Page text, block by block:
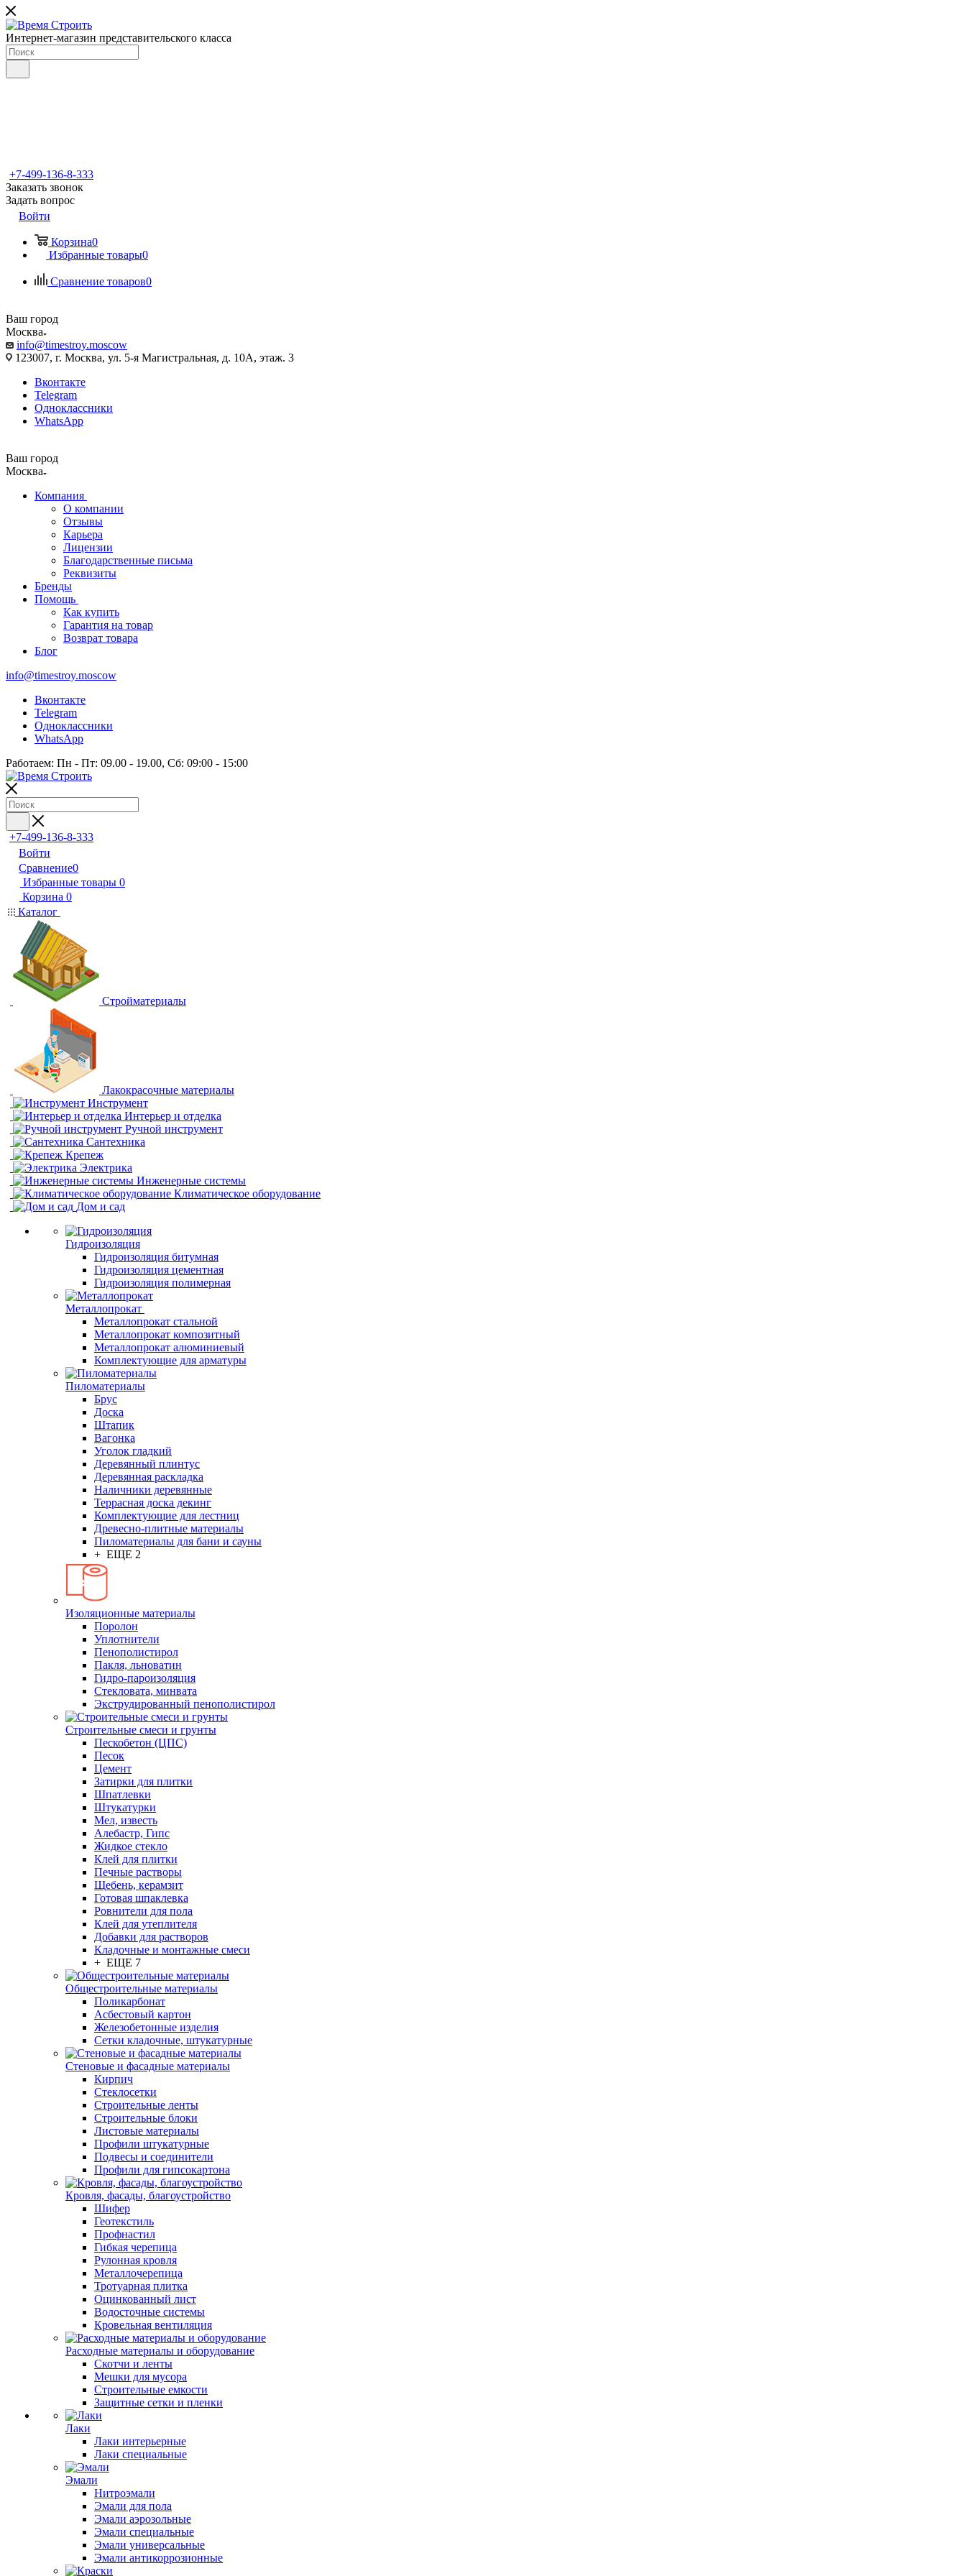
Интернет-магазин представительского класса
+7-499-136-8-333
Заказать звонок
Задать вопрос
Войти
Корзина0
Избранные товары0
Сравнение товаров0
Ваш город
Москва
info@timestroy.moscow
123007, г. Москва, ул. 5-я Магистральная, д. 10А, этаж. 3
Вконтакте
Telegram
Одноклассники
WhatsApp
Ваш город
Москва
Компания
О компании
Отзывы
Карьера
Лицензии
Благодарственные письма
Реквизиты
Бренды
Помощь
Как купить
Гарантия на товар
Возврат товара
Блог
info@timestroy.moscow
Вконтакте
Telegram
Одноклассники
WhatsApp
Работаем: Пн - Пт: 09.00 - 19.00, Сб: 09:00 - 15:00
+7-499-136-8-333
Войти
Сравнение0
Избранные товары 0
Корзина 0
Каталог
Стройматериалы
Лакокрасочные материалы
Инструмент
Интерьер и отделка
Ручной инструмент
Сантехника
Крепеж
Электрика
Инженерные системы
Климатическое оборудование
Дом и сад
Гидроизоляция
Гидроизоляция битумная
Гидроизоляция цементная
Гидроизоляция полимерная
Металлопрокат
Металлопрокат стальной
Металлопрокат композитный
Металлопрокат алюминиевый
Комплектующие для арматуры
Пиломатериалы
Брус
Доска
Штапик
Вагонка
Уголок гладкий
Деревянный плинтус
Деревянная раскладка
Наличники деревянные
Террасная доска декинг
Комплектующие для лестниц
Древесно-плитные материалы
Пиломатериалы для бани и сауны
+ ЕЩЕ 2
Изоляционные материалы
Поролон
Уплотнители
Пенополистирол
Пакля, льноватин
Гидро-пароизоляция
Стекловата, минвата
Экструдированный пенополистирол
Строительные смеси и грунты
Пескобетон (ЦПС)
Песок
Цемент
Затирки для плитки
Шпатлевки
Штукатурки
Мел, известь
Алебастр, Гипс
Жидкое стекло
Клей для плитки
Печные растворы
Щебень, керамзит
Готовая шпаклевка
Ровнители для пола
Клей для утеплителя
Добавки для растворов
Кладочные и монтажные смеси
+ ЕЩЕ 7
Общестроительные материалы
Поликарбонат
Асбестовый картон
Железобетонные изделия
Сетки кладочные, штукатурные
Стеновые и фасадные материалы
Кирпич
Стеклосетки
Строительные ленты
Строительные блоки
Листовые материалы
Профили штукатурные
Подвесы и соединители
Профили для гипсокартона
Кровля, фасады, благоустройство
Шифер
Геотекстиль
Профнастил
Гибкая черепица
Рулонная кровля
Металлочерепица
Тротуарная плитка
Оцинкованный лист
Водосточные системы
Кровельная вентиляция
Расходные материалы и оборудование
Скотчи и ленты
Мешки для мусора
Строительные емкости
Защитные сетки и пленки
Лаки
Лаки интерьерные
Лаки специальные
Эмали
Нитроэмали
Эмали для пола
Эмали аэрозольные
Эмали специальные
Эмали универсальные
Эмали антикоррозионные